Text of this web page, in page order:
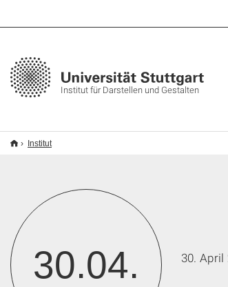
Institut für Darstellen und Gestalten
Institut
30.04. 30. April